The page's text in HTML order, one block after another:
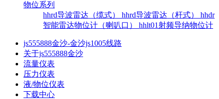
物位系列
hhrd导波雷达（缆式） hhrd导波雷达（杆式） hhdr
智能雷达物位计（喇叭口） hhlt01射频导纳物位计
js555888金沙-金沙js1005线路
关于js555888金沙
流量仪表
压力仪表
液/物位仪表
下载中心